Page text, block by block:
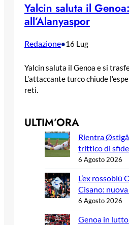
Yalcin saluta il
all’Alanyaspor
Redazione•16 Lug
Yalcin saluta il Genoa e si
L’attaccante turco chiude
reti.
ULTIM’ORA
Rientra
trittico di
6 Agosto 2026
L’ex rossoblù
Cisano:
6 Agosto 2026
Genoa in